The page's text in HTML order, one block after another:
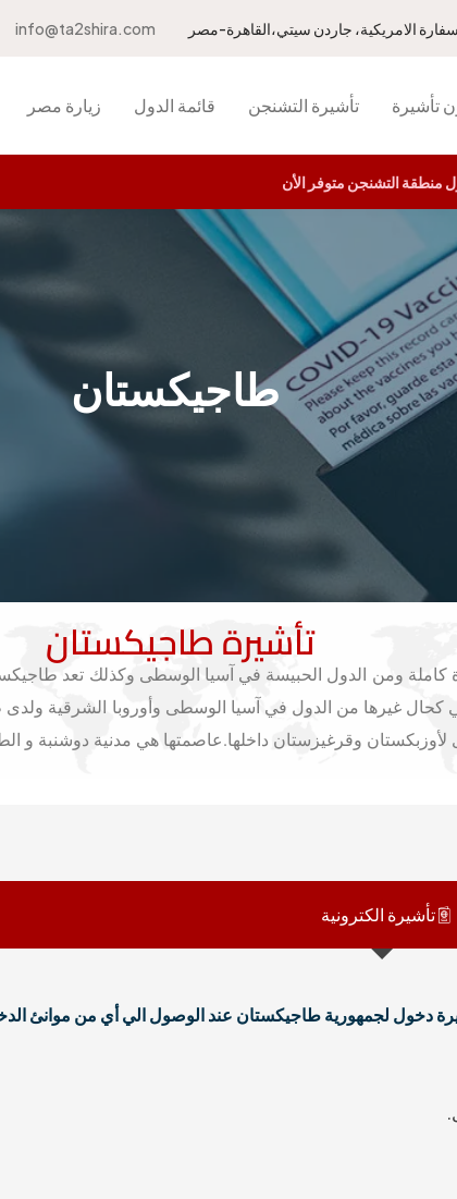
منطقة التشنجن متوفر الأن
info@ta2shira.com
تأشيرة تأشيرة التشنجن قائمة الدول زيارة مصر
طاجيكستان
تأشيرة طاجيكستان
ومن الدول الحبيسة في آسيا الوسطى وكذلك تعد
غيرها من الدول في آسيا الوسطى وأوروبا الشرقية ولدى
وقرغيزستان داخلها.عاصمتها هي مدنية دوشنبة و
تأشيرة الكترونية
دخول لجمهورية طاجيكستان عند الوصول الي أي من موانئ